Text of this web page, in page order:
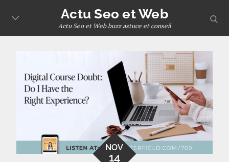
content
Actu Seo et Web
Actu Seo et Web buzz astuce et conseil
NOV
14